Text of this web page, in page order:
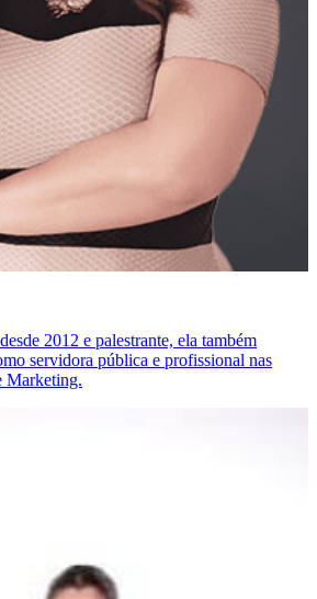
2012 e palestrante, ela também
servidora pública e profissional nas
Marketing.